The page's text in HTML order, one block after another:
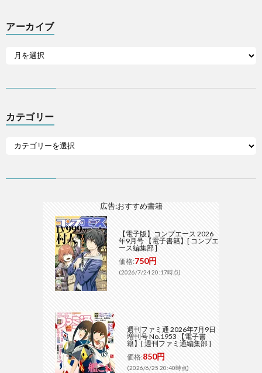
アーカイブ
カテゴリー
広告:おすすめ書籍
【電子版】コンプエース 2026
年9月号 【電子書籍】[ コンプエ
ース編集部 ]
価格:750円
(2026/7/24 20:17時点)
週刊ファミ通 2026年7月9日
増刊号 No.1953 【電子書
籍】[ 週刊ファミ通編集部 ]
価格:850円
(2026/6/25 20:40時点)